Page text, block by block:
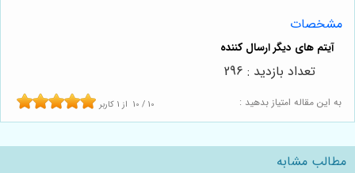
مشخصات
به این مقاله امتیاز بدهید : 10 / 10 از 1 کاربر
تعداد بازدید : 296
مطالب مشابه